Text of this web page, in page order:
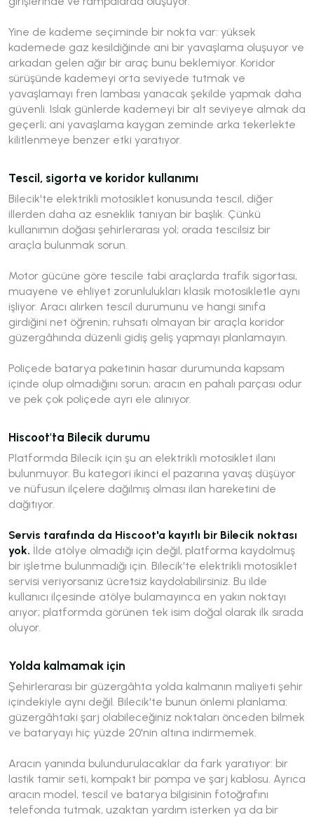
Yine de kademe seçiminde bir nokta var: yüksek
kademede gaz kesildiğinde ani bir yavaşlama oluşuyor ve
arkadan gelen ağır bir araç bunu beklemiyor. Koridor
sürüşünde kademeyi orta seviyede tutmak ve
yavaşlamayı fren lambası yanacak şekilde yapmak daha
güvenli. Islak günlerde kademeyi bir alt seviyeye almak da
geçerli; ani yavaşlama kaygan zeminde arka tekerlekte
kilitlenmeye benzer etki yaratıyor.
Tescil, sigorta ve koridor kullanımı
Bilecik'te elektrikli motosiklet konusunda tescil, diğer
illerden daha az esneklik tanıyan bir başlık. Çünkü
kullanımın doğası şehirlerarası yol; orada tescilsiz bir
araçla bulunmak sorun.
Motor gücüne göre tescile tabi araçlarda trafik sigortası,
muayene ve ehliyet zorunlulukları klasik motosikletle aynı
işliyor. Aracı alırken tescil durumunu ve hangi sınıfa
girdiğini net öğrenin; ruhsatı olmayan bir araçla koridor
güzergâhında düzenli gidiş geliş yapmayı planlamayın.
Poliçede batarya paketinin hasar durumunda kapsam
içinde olup olmadığını sorun; aracın en pahalı parçası odur
ve pek çok poliçede ayrı ele alınıyor.
Hiscoot'ta Bilecik durumu
Platformda Bilecik için şu an elektrikli motosiklet ilanı
bulunmuyor. Bu kategori ikinci el pazarına yavaş düşüyor
ve nüfusun ilçelere dağılmış olması ilan hareketini de
dağıtıyor.
Servis tarafında da Hiscoot'a kayıtlı bir Bilecik noktası
yok. İlde atölye olmadığı için değil, platforma kaydolmuş
bir işletme bulunmadığı için. Bilecik'te elektrikli motosiklet
servisi veriyorsanız ücretsiz kaydolabilirsiniz. Bu ilde
kullanıcı ilçesinde atölye bulamayınca en yakın noktayı
arıyor; platformda görünen tek isim doğal olarak ilk sırada
oluyor.
Yolda kalmamak için
Şehirlerarası bir güzergâhta yolda kalmanın maliyeti şehir
içindekiyle aynı değil. Bilecik'te bunun önlemi planlama:
güzergâhtaki şarj olabileceğiniz noktaları önceden bilmek
ve bataryayı hiç yüzde 20'nin altına indirmemek.
Aracın yanında bulundurulacaklar da fark yaratıyor: bir
lastik tamir seti, kompakt bir pompa ve şarj kablosu. Ayrıca
aracın model, tescil ve batarya bilgisinin fotoğrafını
telefonda tutmak, uzaktan yardım isterken ya da bir